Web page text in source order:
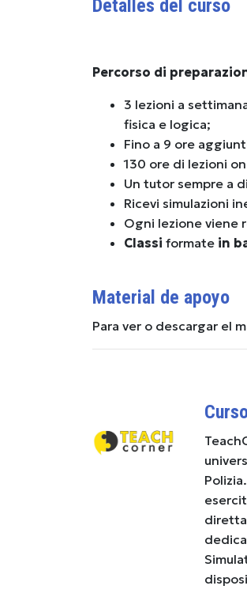
Detalles del curso
Percorso di
3 lezioni a
fisica e logica;
Fino a 9 ore
130 ore di lezioni
Un tutor sempre a
Ricevi simulazioni
Ogni lezione viene
Classi formate in
Material de apoyo
Para ver o descargar el